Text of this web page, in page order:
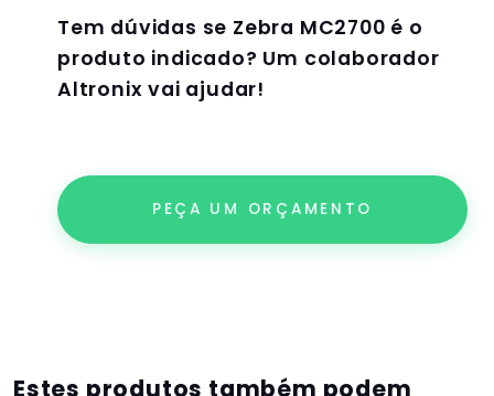
Tem dúvidas se Zebra MC2700 é o
produto indicado? Um colaborador
Altronix vai ajudar!
PEÇA UM ORÇAMENTO
Estes produtos também podem